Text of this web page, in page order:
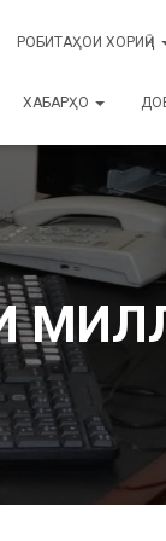
РОБИТАҲОИ ХОРИҶӢ
ХАБАРҲО